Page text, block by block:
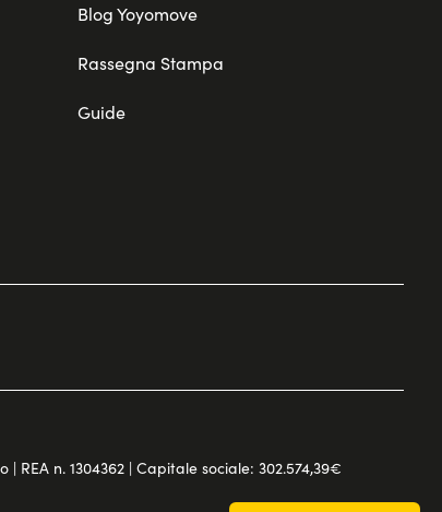
Blog Yoyomove
Rassegna Stampa
Guide
REA n. 1304362 | Capitale sociale: 302.574,39€